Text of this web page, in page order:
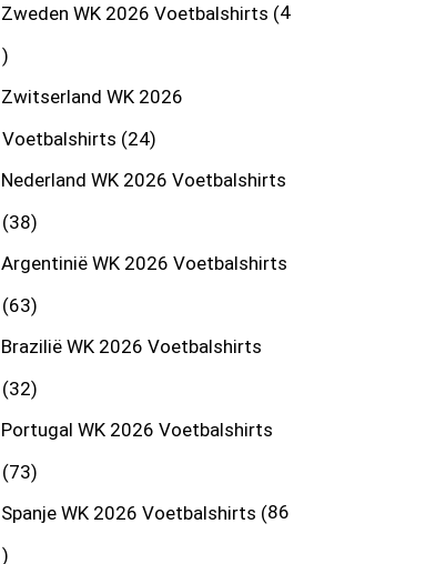
Zweden WK 2026 Voetbalshirts 4
Zwitserland WK 2026
Voetbalshirts 24
Nederland WK 2026 Voetbalshirts
38
Argentinië WK 2026 Voetbalshirts
63
Brazilië WK 2026 Voetbalshirts
32
Portugal WK 2026 Voetbalshirts
73
Spanje WK 2026 Voetbalshirts 86